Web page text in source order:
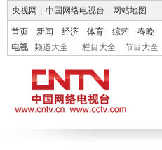
央视网 中国网络电视台 网站地图
首页 新闻 经济 体育 综艺 春晚
电视
频道大全 栏目大全 节目大全